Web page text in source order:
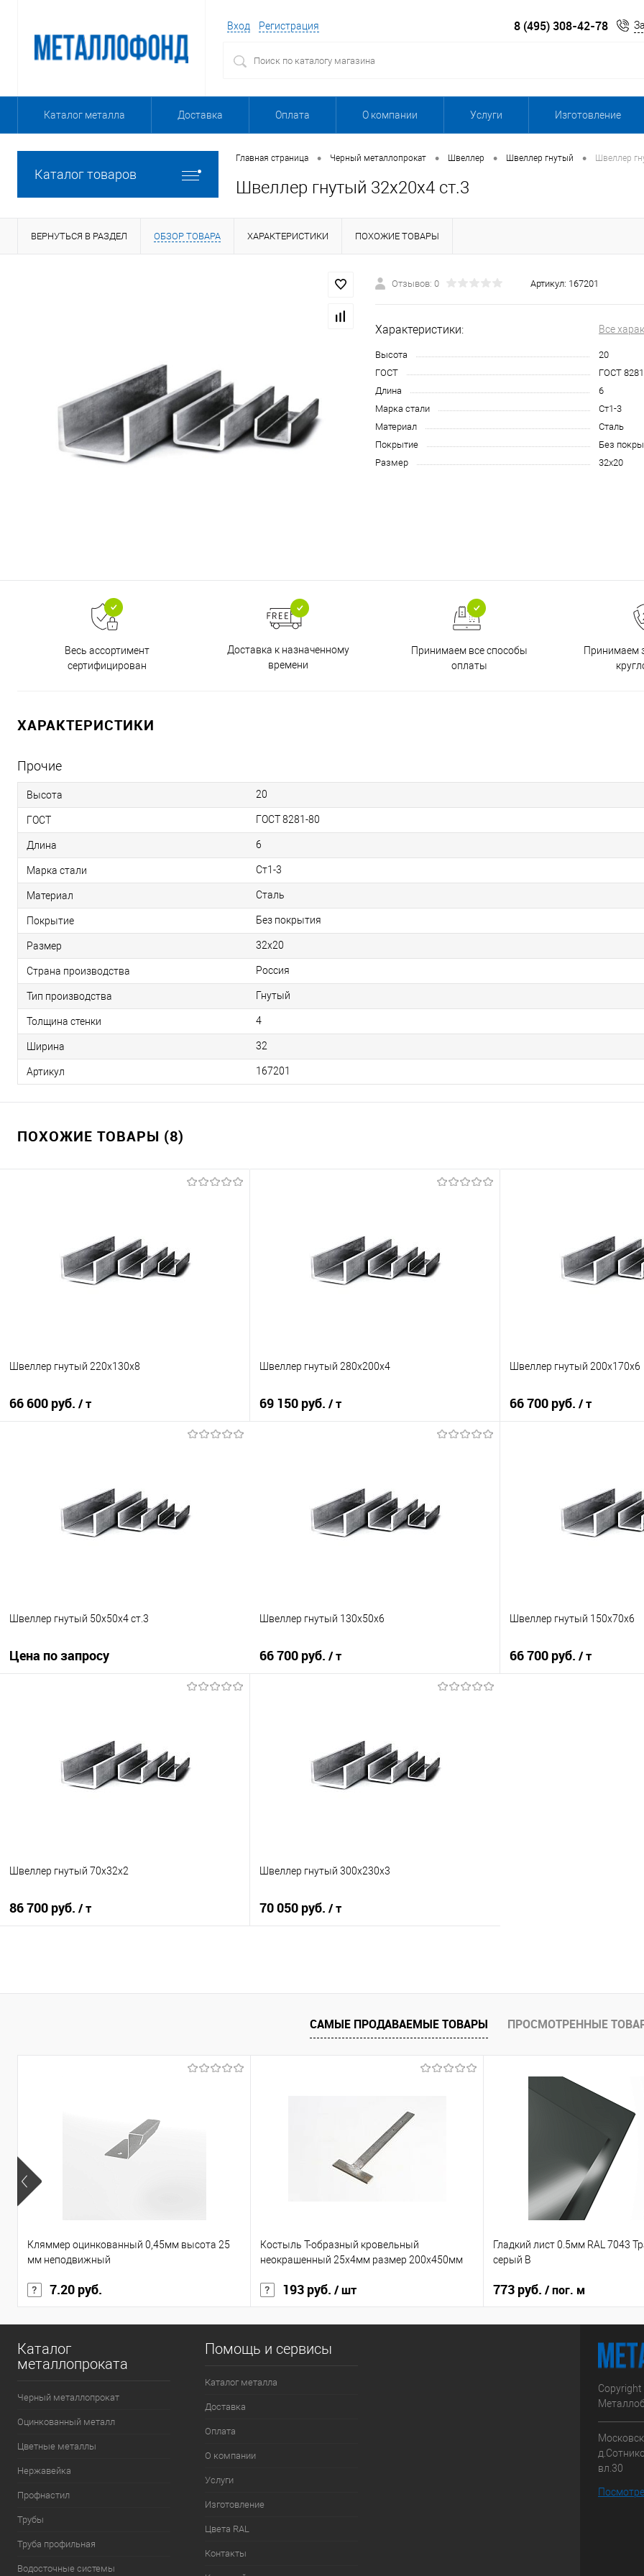
Вход Регистрация 8 (495) 308-42-78
Каталог металла Доставка Оплата О компании Услуги Изготовление
Каталог товаров
Главная страница • Черный металлопрокат • Швеллер • Швеллер гнутый • Швеллер
Швеллер гнутый 32х20х4 ст.3
ВЕРНУТЬСЯ В РАЗДЕЛ ОБЗОР ТОВАРА ХАРАКТЕРИСТИКИ ПОХОЖИЕ ТОВАРЫ
Отзывов: 0 Артикул: 167201
Характеристики: Все
Высота
20
ГОСТ
ГОСТ
Длина
6
Марка стали
Ст1-3
Материал
Сталь
Покрытие
Без
Размер
32х20
Весь ассортимент
сертифицирован
Доставка к назначенному
времени
Принимаем все способы
оплаты
Принимаем
ХАРАКТЕРИСТИКИ
Прочие
Высота 20
ГОСТ ГОСТ 8281-80
Длина 6
Марка стали Ст1-3
Материал Сталь
Покрытие Без покрытия
Размер 32х20
Страна производства Россия
Тип производства Гнутый
Толщина стенки 4
Ширина 32
Артикул 167201
ПОХОЖИЕ ТОВАРЫ (8)
Швеллер гнутый 220х130х8
66 600 руб. / т
Купить в 1 клик
Сравнение
В избранное
Под заказ
Швеллер гнутый 280х200х4
69 150 руб. / т
Купить в 1 клик
Сравнение
В избранное
Под заказ
Швеллер гнутый 200х170х6
66 700 руб. / т
Купить в 1 клик
В избранное
Швеллер гнутый 50х50х4 ст.3
Цена по запросу
Купить в 1 клик
Сравнение
В избранное
Под заказ
Швеллер гнутый 130х50х6
66 700 руб. / т
Купить в 1 клик
Сравнение
В избранное
Под заказ
Швеллер гнутый 150х70х6
66 700 руб. / т
Швеллер гнутый 70х32х2
86 700 руб. / т
Швеллер гнутый 300х230х3
70 050 руб. / т
В избранное
Под заказ
САМЫЕ ПРОДАВАЕМЫЕ ТОВАРЫ ПРОСМОТРЕННЫЕ
Кляммер оцинкованный 0,45мм высота 25
мм неподвижный
7.20 руб.
Костыль Т-образный кровельный
неокрашенный 25х4мм размер 200х450мм
193 руб. / шт
Гладкий лист 0.5мм RAL 7043
серый B
773 руб. / пог. м
Каталог
металлопроката
Черный металлопрокат
Оцинкованный металл
Цветные металлы
Нержавейка
Профнастил
Трубы
Труба профильная
Водосточные системы
Помощь и сервисы
Каталог металла
Доставка
Оплата
О компании
Услуги
Изготовление
Цвета RAL
Контакты
вл.30